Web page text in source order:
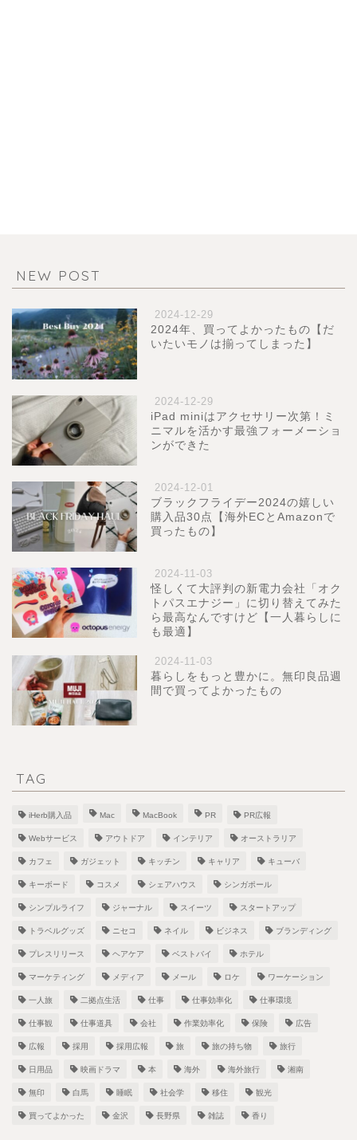
NEW POST
2024-12-29
2024年、買ってよかったもの【だ
いたいモノは揃ってしまった】
2024-12-29
iPad miniはアクセサリー次第！ミ
ニマルを活かす最強フォーメーショ
ンができた
2024-12-01
ブラックフライデー2024の嬉しい
購入品30点【海外ECとAmazonで
買ったもの】
2024-11-03
怪しくて大評判の新電力会社「オク
トパスエナジー」に切り替えてみた
ら最高なんですけど【一人暮らしに
も最適】
2024-11-03
暮らしをもっと豊かに。無印良品週
間で買ってよかったもの
TAG
iHerb購入品 Mac MacBook PR PR広報
Webサービス アウトドア インテリア オーストラリア
カフェ ガジェット キッチン キャリア キューバ
キーボード コスメ シェアハウス シンガポール
シンプルライフ ジャーナル スイーツ スタートアップ
トラベルグッズ ニセコ ネイル ビジネス ブランディング
プレスリリース ヘアケア ベストバイ ホテル
マーケティング メディア メール ロケ ワーケーション
一人旅 二拠点生活 仕事 仕事効率化 仕事環境
仕事観 仕事道具 会社 作業効率化 保険 広告
広報 採用 採用広報 旅 旅の持ち物 旅行
日用品 映画ドラマ 本 海外 海外旅行 湘南
無印 白馬 睡眠 社会学 移住 観光
買ってよかった 金沢 長野県 雑誌 香り